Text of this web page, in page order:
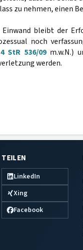
zu nehmen, einen
Einwand bleibt der
noch
4 StR 536/09m.w.N.)
werden.
TEILEN
LinkedIn
Xing
Facebook